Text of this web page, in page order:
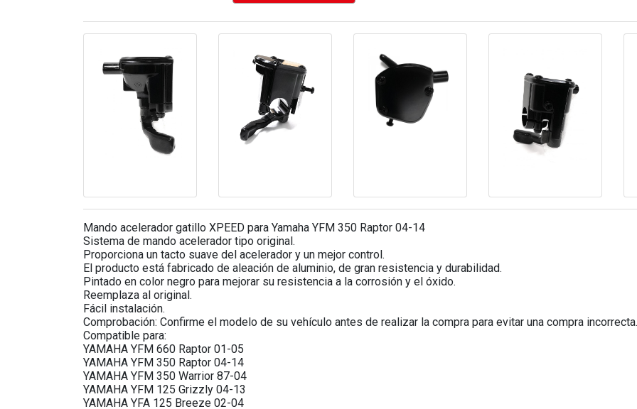
Mando acelerador gatillo XPEED para Yamaha YFM 350 Raptor 04-14
Sistema de mando acelerador tipo original.
Proporciona un tacto suave del acelerador y un mejor control.
El producto está fabricado de aleación de aluminio, de gran resistencia y durabilidad.
Pintado en color negro para mejorar su resistencia a la corrosión y el óxido.
Reemplaza al original.
Fácil instalación.
Comprobación: Confirme el modelo de su vehículo antes de realizar la compra para evitar una compra incorrecta.
Compatible para:
YAMAHA YFM 660 Raptor 01-05
YAMAHA YFM 350 Raptor 04-14
YAMAHA YFM 350 Warrior 87-04
YAMAHA YFM 125 Grizzly 04-13
YAMAHA YFA 125 Breeze 02-04